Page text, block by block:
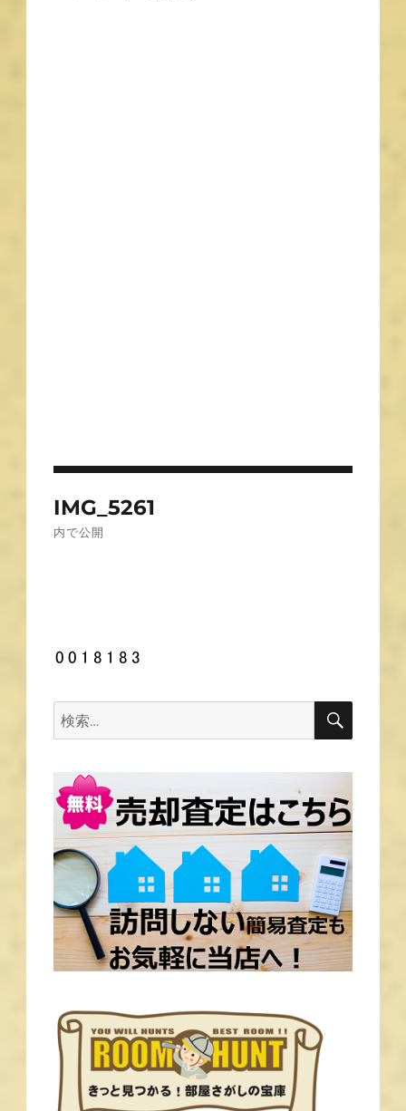
稿
シ
ン
IMG_5261
内で公開